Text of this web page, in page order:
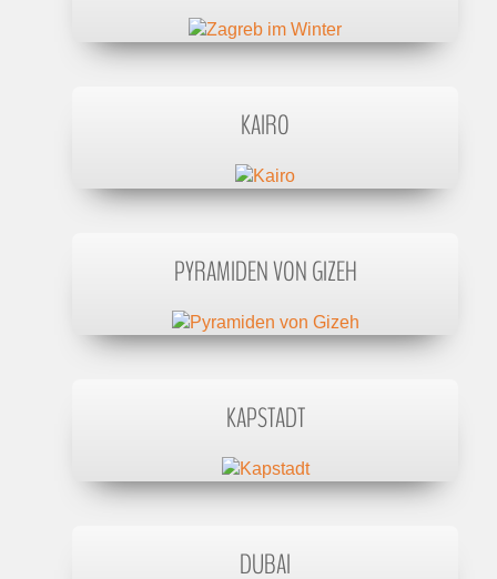
KAIRO
PYRAMIDEN VON GIZEH
KAPSTADT
DUBAI